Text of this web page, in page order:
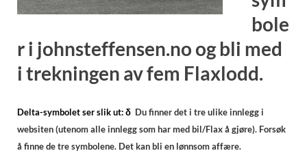
bole
r i johnsteffensen.no og bli med
i trekningen av fem Flaxlodd.
Delta-symbolet ser slik ut:δ Du finner det i tre ulike innlegg i
websiten (utenom alle innlegg som har med bil/Flax å gjøre). Forsøk
å finne de tre symbolene. Det kan bli en lønnsom affære.